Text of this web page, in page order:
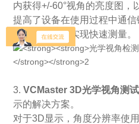
内获得+/-60°视角的亮度图，
提高了设备在使用过程中通
示质量控制中实现快速测量。
3.VCMaster 3D光学视角测
示的解决方案。
对于3D显示，角度分辨率使